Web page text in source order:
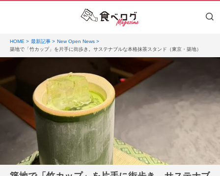
HOME 最新記事
New Open News
築地で「竹カップ」を片手に街歩き。サステナブルな本格抹茶スタンド（東京・築地）